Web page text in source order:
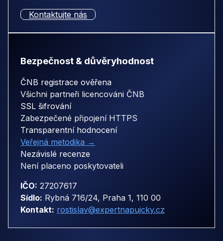
Kontaktujte nás
Bezpečnost & důvěryhodnost
ČNB registrace ověřena
Všichni partneři licencováni ČNB
SSL šifrování
Zabezpečené připojení HTTPS
Transparentní hodnocení
Veřejná metodika →
Nezávislé recenze
Není placeno poskytovateli
IČO: 27207617
Sídlo: Rybná 716/24, Praha 1, 110 00
Kontakt: rostislav@expertnapujcky.cz